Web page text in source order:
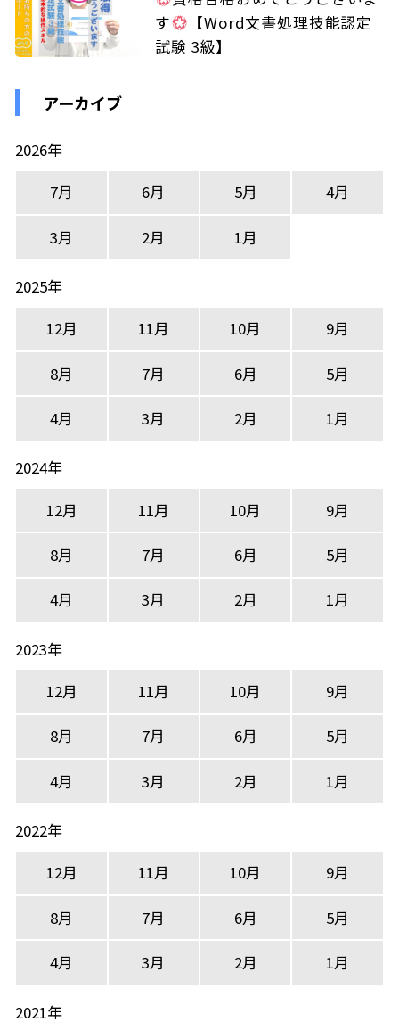
す
【Word文書処理技能認定
試験 3級】
アーカイブ
2026年
7月
6月 5月 4月
3月 2月 1月
2025年
12月
11月 10月 9月
8月 7月 6月 5月
4月 3月 2月 1月
2024年
12月
11月 10月 9月
8月 7月 6月 5月
4月 3月 2月 1月
2023年
12月
11月 10月 9月
8月 7月 6月 5月
4月 3月 2月 1月
2022年
12月
11月 10月 9月
8月 7月 6月 5月
4月 3月 2月 1月
2021年